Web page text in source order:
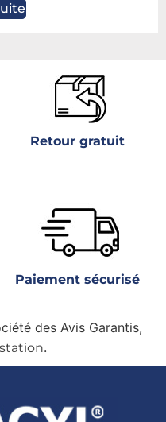
Retour gratuit
Paiement sécurisé
des Avis Garantis,
.